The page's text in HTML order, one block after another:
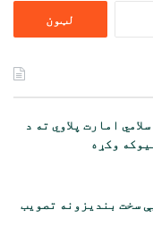
امارت پلاوي ته د
وکړه
سخت بندیزونه تصویب